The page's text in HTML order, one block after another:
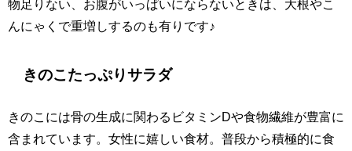
物足りない、お腹がいっぱいにならないときは、大根やこ
んにゃくで重増しするのも有りです♪
きのこたっぷりサラダ
きのこには骨の生成に関わるビタミンDや食物繊維が豊富に
含まれています。女性に嬉しい食材。普段から積極的に食